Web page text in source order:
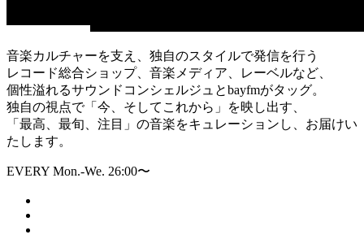
音楽カルチャーを支え、独自のスタイルで発信を行う
レコード総合ショップ、音楽メディア、レーベルなど、
個性溢れるサウンドコンシェルジュとbayfmがタッグ。
独自の視点で「今、そしてこれから」を映し出す、
「最高、最旬、注目」の音楽をキュレーションし、お届けい
たします。
EVERY Mon.-We. 26:00〜